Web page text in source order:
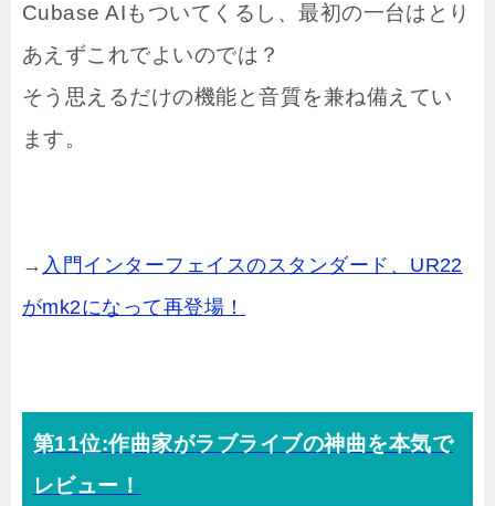
Cubase AIもついてくるし、最初の一台はとり
あえずこれでよいのでは？
そう思えるだけの機能と音質を兼ね備えてい
ます。
→ 入門インターフェイスのスタンダード、UR22
がmk2になって再登場！
第11位:作曲家がラブライブの神曲を本気で
レビュー！